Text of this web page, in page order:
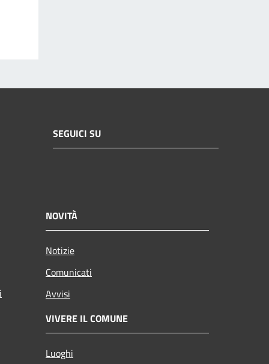
SEGUICI SU
NOVITÀ
Notizie
Comunicati
Avvisi
VIVERE IL COMUNE
Luoghi